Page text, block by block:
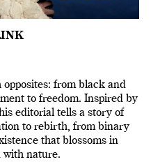
from black and
to freedom. Inspired by
editorial tells a story of
to rebirth, from binary
that blossoms in
with nature.